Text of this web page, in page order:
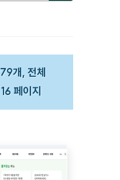
개, 전체
페이지